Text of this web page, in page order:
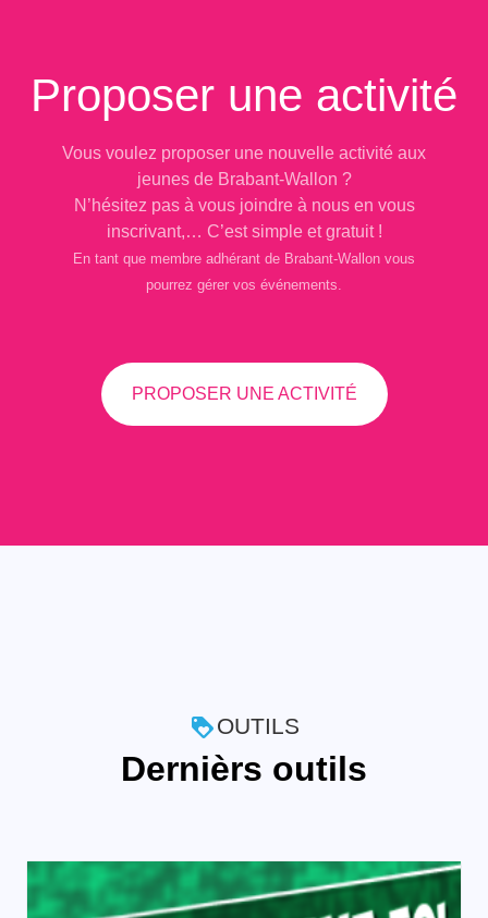
Proposer une activité
Vous voulez proposer une nouvelle activité aux
jeunes de Brabant-Wallon ?
N’hésitez pas à vous joindre à nous en vous
inscrivant,… C’est simple et gratuit !
En tant que membre adhérant de Brabant-Wallon vous
pourrez gérer vos événements.
PROPOSER UNE ACTIVITÉ
OUTILS
Dernièrs outils